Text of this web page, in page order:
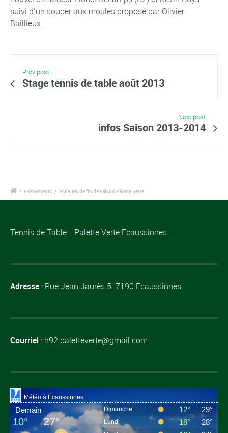
suivi d’un souper aux moules proposé par Olivier
Baillieux.
Prev post
Stage tennis de table août 2013
Next post
infos Saison 2013-2014
/ Evènements / Activités de fin de saison Palette Verte
Tennis de Table - Palette Verte Ecaussinnes
Adresse : Rue Jean Jaurès 5 7190 Ecaussinnes
Courriel : h92.paletteverte@gmail.com